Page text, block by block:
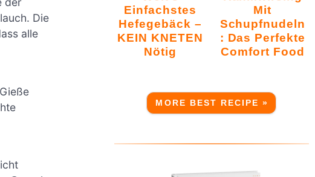
Die
alle
Einfachstes
Hefegebäck –
KEIN KNETEN
Nötig
Mit
Schupfnudeln
: Das Perfekte
Comfort Food
MORE BEST RECIPE »